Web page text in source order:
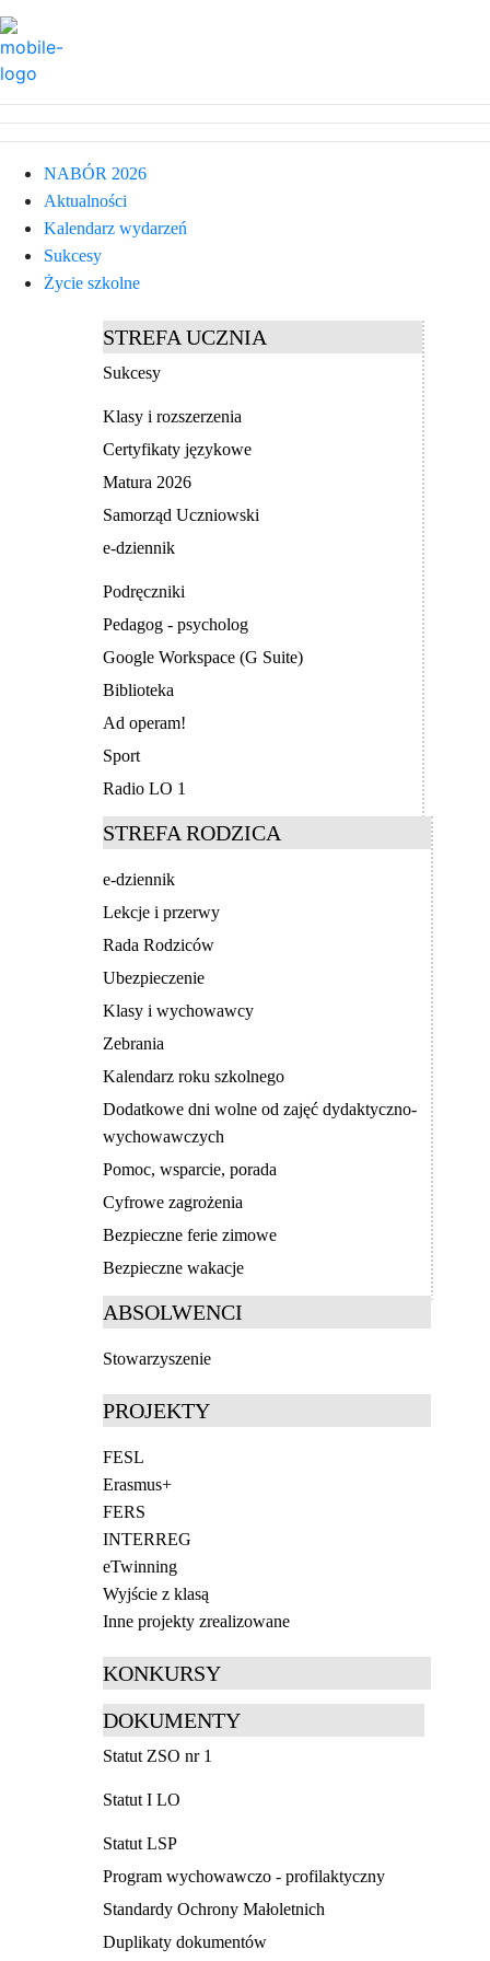
NABÓR 2026
Aktualności
Kalendarz wydarzeń
Sukcesy
Życie szkolne
STREFA UCZNIA
Sukcesy
Klasy i rozszerzenia
Certyfikaty językowe
Matura 2026
Samorząd Uczniowski
e-dziennik
Podręczniki
Pedagog - psycholog
Google Workspace (G Suite)
Biblioteka
Ad operam!
Sport
Radio LO 1
STREFA RODZICA
e-dziennik
Lekcje i przerwy
Rada Rodziców
Ubezpieczenie
Klasy i wychowawcy
Zebrania
Kalendarz roku szkolnego
Dodatkowe dni wolne od zajęć dydaktyczno-
wychowawczych
Pomoc, wsparcie, porada
Cyfrowe zagrożenia
Bezpieczne ferie zimowe
Bezpieczne wakacje
ABSOLWENCI
Stowarzyszenie
PROJEKTY
FESL
Erasmus+
FERS
INTERREG
eTwinning
Wyjście z klasą
Inne projekty zrealizowane
KONKURSY
DOKUMENTY
Statut ZSO nr 1
Statut I LO
Statut LSP
Program wychowawczo - profilaktyczny
Standardy Ochrony Małoletnich
Duplikaty dokumentów